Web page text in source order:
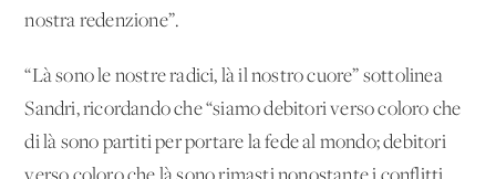
nostra redenzione”.
“Là sono le nostre radici, là il nostro cuore” sottolinea
Sandri, ricordando che “siamo debitori verso coloro che
di là sono partiti per portare la fede al mondo; debitori